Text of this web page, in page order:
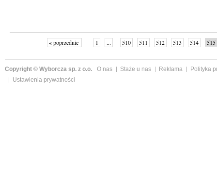
« poprzednie 1 ... 510 511 512 513 514 515
Copyright © Wyborcza sp. z o.o. O nas Staże u nas Reklama
Polityka
Ustawienia prywatności